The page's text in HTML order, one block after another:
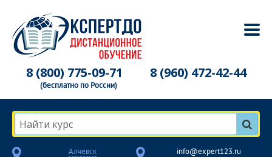
8 (800) 775-09-71
(бесплатно по России)
8 (960) 472-42-44
Найти курс
Алчевск info@expert123.ru